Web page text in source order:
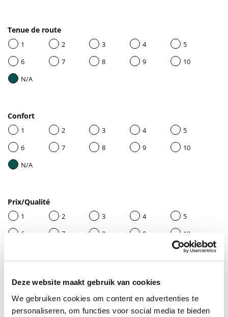
Deze website maakt gebruik van cookies
We gebruiken cookies om content en advertenties te
personaliseren, om functies voor social media te bieden
Tenue de route
1 2 3 4
5
6
7 8 9
10
N/A
Confort
1 2 3 4
5
6
7 8 9
10
N/A
Prix/Qualité
1 2 3 4
5
6
7 8 9
10